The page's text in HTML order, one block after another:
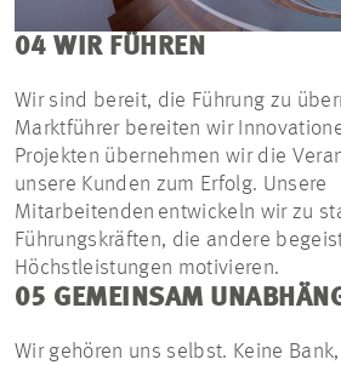
04 WIR FÜHREN
Wir sind bereit, die Führung zu
Marktführer bereiten wir
Projekten übernehmen wir die
unsere Kunden zum Erfolg. Unsere
Mitarbeitenden entwickeln wir zu
Führungskräften, die andere
Höchstleistungen motivieren.
05 GEMEINSAM
Wir gehören uns selbst. Keine